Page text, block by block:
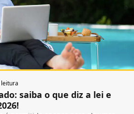
saiba o que diz a lei e